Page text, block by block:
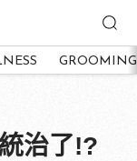
GROOMING
治了!?